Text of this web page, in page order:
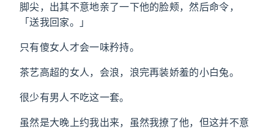
脚尖，出其不意地亲了一下他的脸颊，然后命令，
「送我回家。」
只有傻女人才会一味矜持。
茶艺高超的女人，会浪，浪完再装娇羞的小白兔。
很少有男人不吃这一套。
虽然是大晚上约我出来，虽然我撩了他，但这并不意